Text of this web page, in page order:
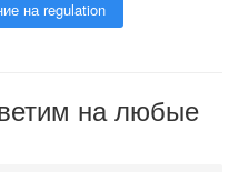
на regulation
на любые